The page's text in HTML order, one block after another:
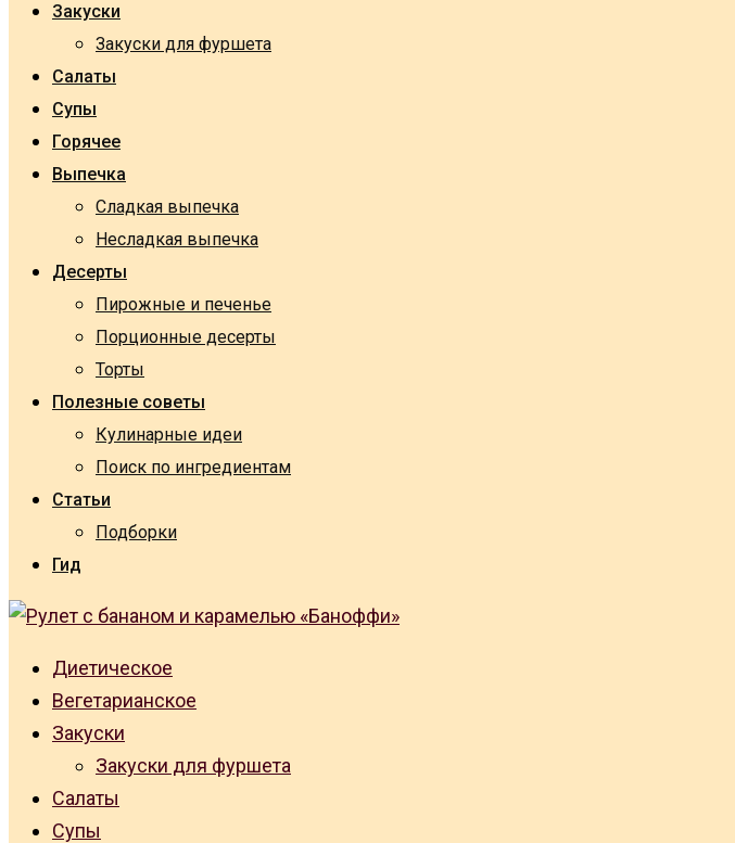
Закуски
Закуски для фуршета
Салаты
Супы
Горячее
Выпечка
Сладкая выпечка
Несладкая выпечка
Десерты
Пирожные и печенье
Порционные десерты
Торты
Полезные советы
Кулинарные идеи
Поиск по ингредиентам
Статьи
Подборки
Гид
Диетическое
Вегетарианское
Закуски
Закуски для фуршета
Салаты
Супы